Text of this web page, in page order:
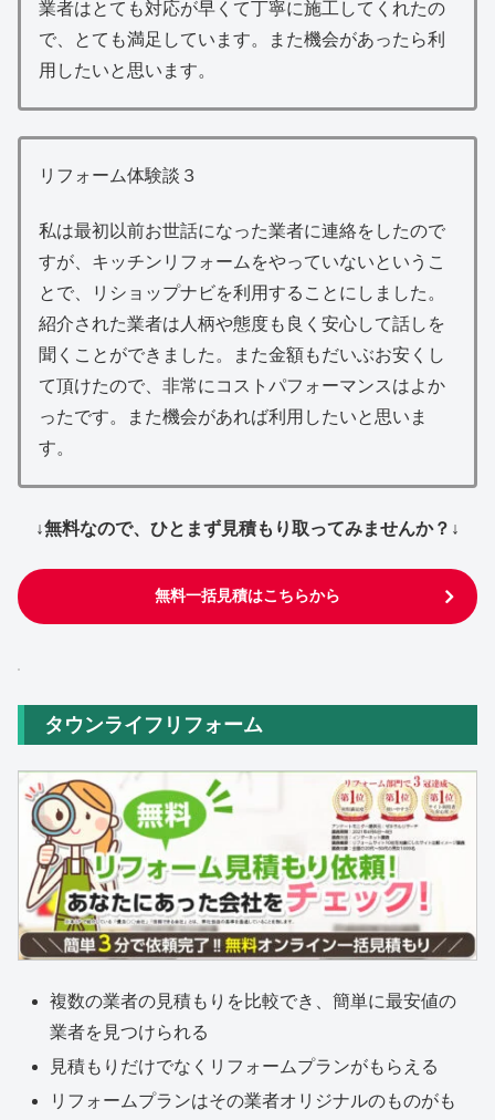
業者はとても対応が早くて丁寧に施工してくれたの
で、とても満足しています。また機会があったら利
用したいと思います。
リフォーム体験談３
私は最初以前お世話になった業者に連絡をしたので
すが、キッチンリフォームをやっていないというこ
とで、リショップナビを利用することにしました。
紹介された業者は人柄や態度も良く安心して話しを
聞くことができました。また金額もだいぶお安くし
て頂けたので、非常にコストパフォーマンスはよか
ったです。また機会があれば利用したいと思いま
す。
↓無料なので、ひとまず見積もり取ってみませんか？↓
無料一括見積はこちらから
タウンライフリフォーム
複数の業者の見積もりを比較でき、簡単に最安値の
業者を見つけられる
見積もりだけでなくリフォームプランがもらえる
リフォームプランはその業者オリジナルのものがも